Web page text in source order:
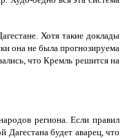
Хотя такие доклады
она не была прогнозируема
что Кремль решится на
региона. Если правил
Дагестана будет аварец, что